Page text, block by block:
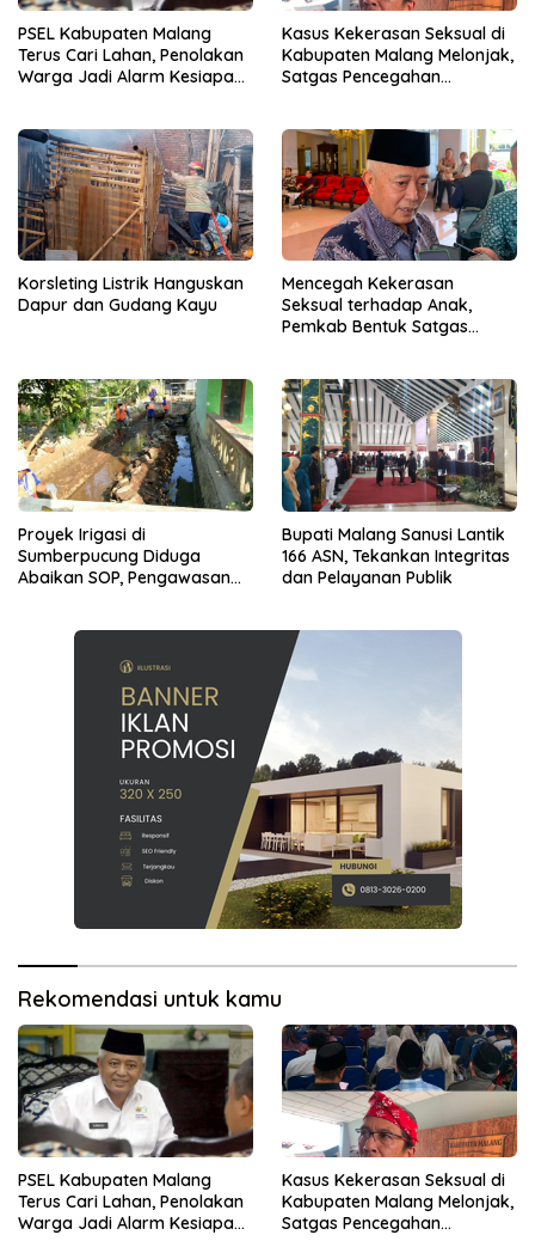
PSEL Kabupaten Malang
Terus Cari Lahan, Penolakan
Warga Jadi Alarm Kesiapan
Kasus Kekerasan Seksual di
Kabupaten Malang Melonjak,
Satgas Pencegahan
Korsleting Listrik Hanguskan
Dapur dan Gudang Kayu
Mencegah Kekerasan
Seksual terhadap Anak,
Pemkab Bentuk Satgas
Proyek Irigasi di
Sumberpucung Diduga
Abaikan SOP, Pengawasan
Bupati Malang Sanusi Lantik
166 ASN, Tekankan Integritas
dan Pelayanan Publik
Rekomendasi untuk kamu
PSEL Kabupaten Malang
Terus Cari Lahan, Penolakan
Warga Jadi Alarm Kesiapan
Kasus Kekerasan Seksual di
Kabupaten Malang Melonjak,
Satgas Pencegahan